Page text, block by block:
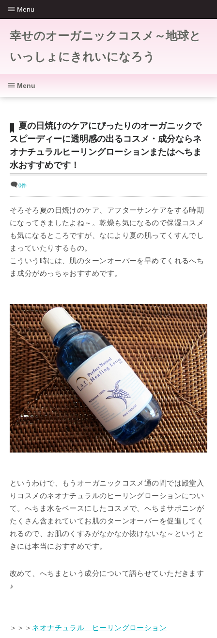
幸せのオーガニックコスメ～地球と
いっしょにきれいになろう
夏の日焼けのケアにぴったりのオーガニックで
スピーディーに透明感の出るコスメ・成分ならネ
オナチュラルヒーリングローションまたはへちま
水おすすめです！
0件
そろそろ夏の日焼けのケア、アフターサンケアをする時期
になってきましたよね～。乾燥も気になるので保湿コスメ
も気になるところですが、なにより夏の肌ってくすんでし
まっていたりするもの。
こういう時には、肌のターンオーバーを早めてくれるへち
ま成分がめっちゃおすすめです。
というわけで、もうオーガニックコスメ通の間では殿堂入
りコスメのネオナチュラルのヒーリングローションについ
て。へちま水をベースにしたコスメで、へちまサポニンが
たくさん含まれていてお肌のターンオーバーを促進してく
れるので、お肌のくすみがなかなか抜けないな～というと
きには本当におすすめです。
改めて、へちまという成分について語らせていただきます
♪
＞＞＞ ネオナチュラル ヒーリングローション
Menu
Menu